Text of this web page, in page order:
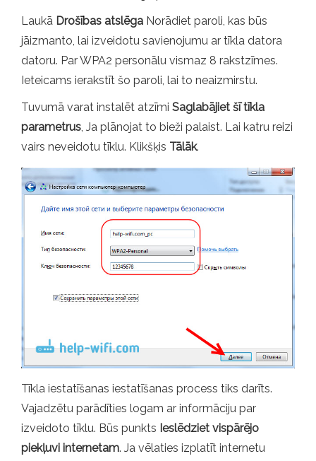
Laukā Drošības atslēga Norādiet paroli, kas būs
jāizmanto, lai izveidotu savienojumu ar tīkla datora
datoru. Par WPA2 personālu vismaz 8 rakstzīmes.
Ieteicams ierakstīt šo paroli, lai to neaizmirstu.
Tuvumā varat instalēt atzīmi Saglabājiet šī tīkla
parametrus, Ja plānojat to bieži palaist. Lai katru reizi
vairs neveidotu tīklu. Klikšķis Tālāk.
Tīkla iestatīšanas iestatīšanas process tiks darīts.
Vajadzētu parādīties logam ar informāciju par
izveidoto tīklu. Būs punkts Ieslēdziet vispārējo
piekļuvi internetam. Ja vēlaties izplatīt internetu